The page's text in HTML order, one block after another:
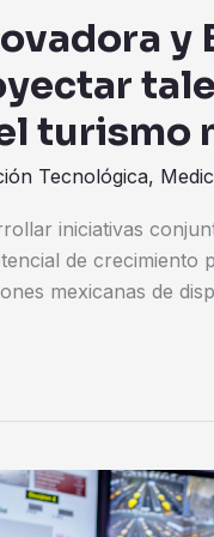
y
turismo
Tecnológica,
iniciativas
de crecimiento
mexicanas de